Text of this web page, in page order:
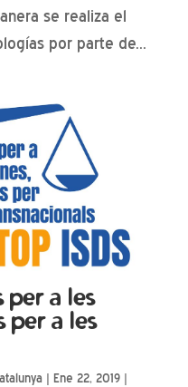
se realiza el
por parte de...
per a les
per a les
| Ene 22, 2019|